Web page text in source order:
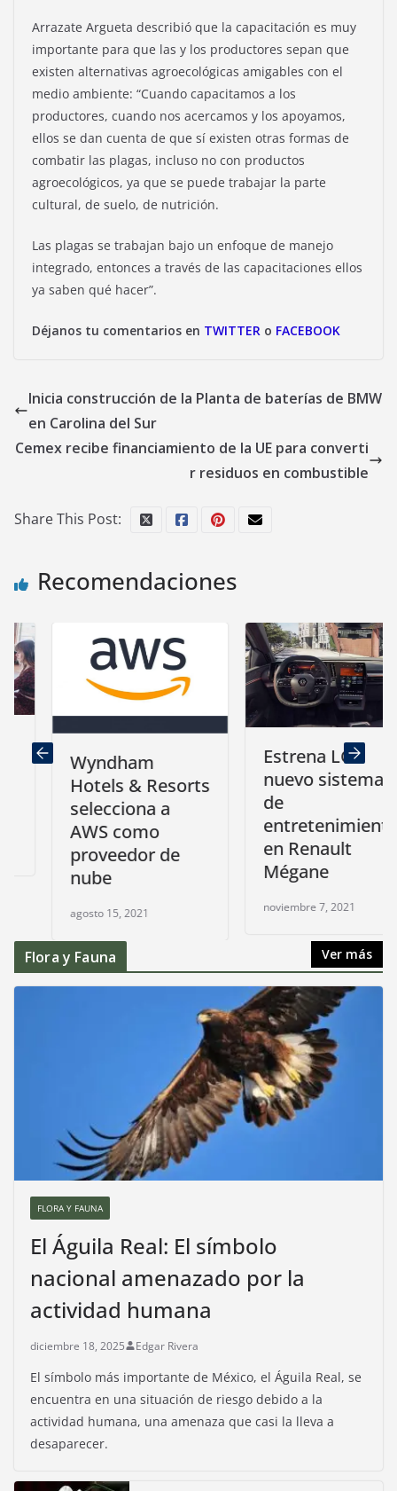
Arrazate Argueta describió que la capacitación es muy
importante para que las y los productores sepan que
existen alternativas agroecológicas amigables con el
medio ambiente: “Cuando capacitamos a los
productores, cuando nos acercamos y los apoyamos,
ellos se dan cuenta de que sí existen otras formas de
combatir las plagas, incluso no con productos
agroecológicos, ya que se puede trabajar la parte
cultural, de suelo, de nutrición.
Las plagas se trabajan bajo un enfoque de manejo
integrado, entonces a través de las capacitaciones ellos
ya saben qué hacer”.
Déjanos tu comentarios en TWITTER o FACEBOOK
Inicia construcción de la Planta de baterías de BMW
en Carolina del Sur
Cemex recibe financiamiento de la UE para converti
r residuos en combustible
Share This Post:
Recomendaciones
Wyndham
Hotels & Resorts
selecciona a
AWS como
proveedor de
nube
agosto 15, 2021
Estrena LG
nuevo sistema
entretenimiento
en Renault
Mégane
noviembre 7, 2021
Flora y Fauna Ver más
FLORA Y FAUNA
El Águila Real: El símbolo
nacional amenazado por la
actividad humana
diciembre 18, 2025 Edgar Rivera
El símbolo más importante de México, el Águila Real, se
encuentra en una situación de riesgo debido a la
actividad humana, una amenaza que casi la lleva a
desaparecer.